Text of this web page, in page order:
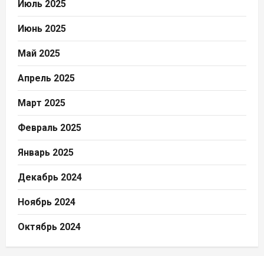
Июль 2025
Июнь 2025
Май 2025
Апрель 2025
Март 2025
Февраль 2025
Январь 2025
Декабрь 2024
Ноябрь 2024
Октябрь 2024